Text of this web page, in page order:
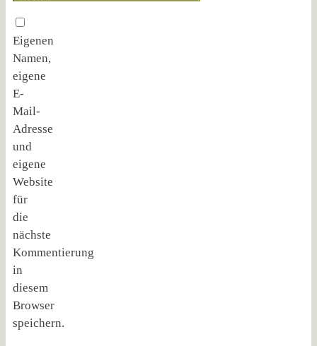
Eigenen
Namen,
eigene
E-
Mail-
Adresse
und
eigene
Website
für
die
nächste
Kommentierung
in
diesem
Browser
speichern.